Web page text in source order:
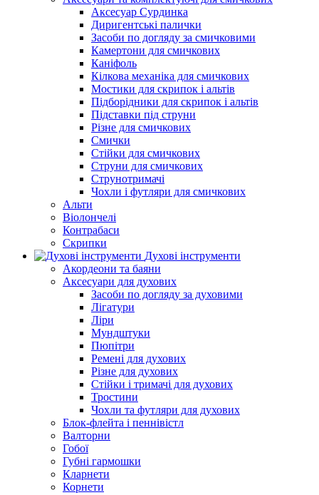
Аксесуар Сурдинка
Диригентські палички
Засоби по догляду за смичковими
Камертони для смичкових
Каніфоль
Кілкова механіка для смичкових
Мостики для скрипок і альтів
Підборiдники для скрипок і альтів
Підставки під струни
Різне для смичкових
Смички
Стійки для смичкових
Струни для смичкових
Струнотримачі
Чохли і футляри для смичкових
Альти
Віолончелі
Контрабаси
Скрипки
Духові інструменти
Акордеони та баяни
Аксесуари для духових
Засоби по догляду за духовими
Лігатури
Ліри
Мундштуки
Пюпітри
Ремені для духових
Різне для духових
Стійки і тримачі для духових
Тростини
Чохли та футляри для духових
Блок-флейта і пеннівістл
Валторни
Гобої
Губні гармошки
Кларнети
Корнети